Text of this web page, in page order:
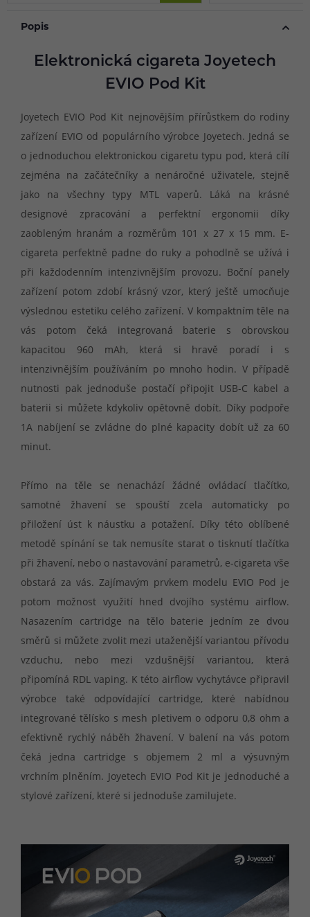
Popis
Elektronická cigareta Joyetech
EVIO Pod Kit
Joyetech EVIO Pod Kit nejnovějším přírůstkem do rodiny
zařízení EVIO od populárního výrobce Joyetech. Jedná se
o jednoduchou elektronickou cigaretu typu pod, která cílí
zejména na začátečníky a nenáročné uživatele, stejně
jako na všechny typy MTL vaperů. Láká na krásné
designové zpracování a perfektní ergonomii díky
zaobleným hranám a rozměrům 101 x 27 x 15 mm. E-
cigareta perfektně padne do ruky a pohodlně se užívá i
při každodenním intenzivnějším provozu. Boční panely
zařízení potom zdobí krásný vzor, který ještě umocňuje
výslednou estetiku celého zařízení. V kompaktním těle na
vás potom čeká integrovaná baterie s obrovskou
kapacitou 960 mAh, která si hravě poradí i s
intenzivnějším používáním po mnoho hodin. V případě
nutnosti pak jednoduše postačí připojit USB-C kabel a
baterii si můžete kdykoliv opětovně dobít. Díky podpoře
1A nabíjení se zvládne do plné kapacity dobít už za 60
minut.
Přímo na těle se nenachází žádné ovládací tlačítko,
samotné žhavení se spouští zcela automaticky po
přiložení úst k náustku a potažení. Díky této oblíbené
metodě spínání se tak nemusíte starat o tisknutí tlačítka
při žhavení, nebo o nastavování parametrů, e-cigareta vše
obstará za vás. Zajímavým prvkem modelu EVIO Pod je
potom možnost využití hned dvojího systému airflow.
Nasazením cartridge na tělo baterie jedním ze dvou
směrů si můžete zvolit mezi utaženější variantou přívodu
vzduchu, nebo mezi vzdušnější variantou, která
připomíná RDL vaping. K této airflow vychytávce připravil
výrobce také odpovídající cartridge, které nabídnou
integrované tělísko s mesh pletivem o odporu 0,8 ohm a
efektivně rychlý náběh žhavení. V balení na vás potom
čeká jedna cartridge s objemem 2 ml a výsuvným
vrchním plněním. Joyetech EVIO Pod Kit je jednoduché a
stylové zařízení, které si jednoduše zamilujete.